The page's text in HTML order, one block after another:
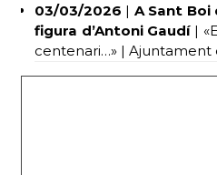
03/03/2026 | A Sant
figura d’Antoni Gaudí|
centenari…» | Ajuntament